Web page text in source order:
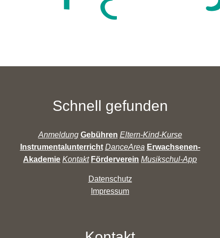
Schnell gefunden
Anmeldung Gebühren Eltern-Kind-Kurse
Instrumentalunterricht DanceArea Erwachsenen-
Akademie Kontakt Förderverein Musikschul-App
Datenschutz
Impressum